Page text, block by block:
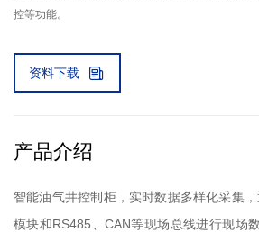
控等功能。
资料下载 
产品介绍
智能油气井控制柜，实时数据多样化采集
模块和RS485、CAN等现场总线进行现场